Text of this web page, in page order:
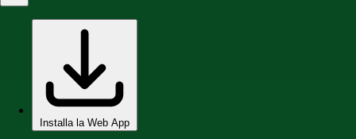
Installa la Web App